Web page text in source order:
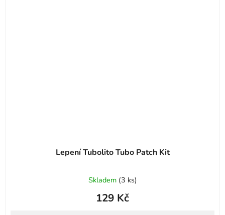
Lepení Tubolito Tubo Patch Kit
Skladem (3 ks)
129 Kč